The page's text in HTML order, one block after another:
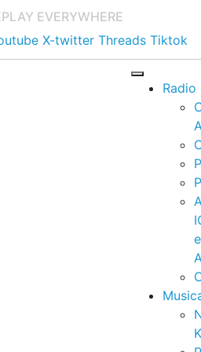
PLAY EVERYWHERE
X-twitter Threads Tiktok
Radio
e